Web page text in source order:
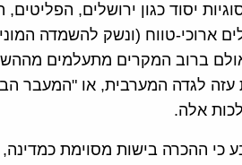
יסוד כגון ירושלים, הפליטים,
ארוכי-טווח (ונשק להשמדה
ברוב המקרים מתעלמים
עזה לגדה המערבית, או "המעבר
אלה.
כי ההכרה בישות מסוימת